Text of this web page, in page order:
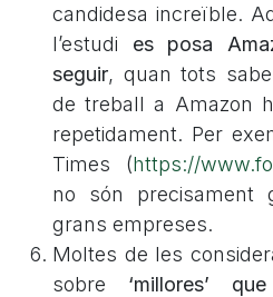
candidesa increïble.
l’estudi es posa
seguir, quan tots
de treball a Amazon
repetidament. Per
Times (https://
no són precisament
grans empreses.
Moltes de les
sobre ‘millores’